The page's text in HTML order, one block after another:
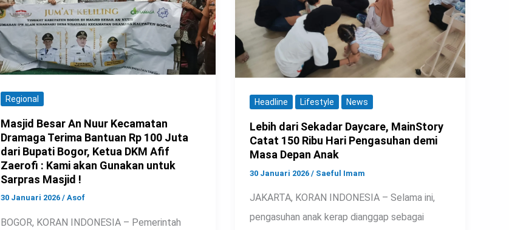
Regional
Masjid Besar An Nuur Kecamatan
Dramaga Terima Bantuan Rp 100 Juta
dari Bupati Bogor, Ketua DKM Afif
Zaerofi : Kami akan Gunakan untuk
Sarpras Masjid !
30 Januari 2026 / Asof
BOGOR, KORAN INDONESIA – Pemerintah
Headline Lifestyle News
Lebih dari Sekadar Daycare, MainStory
Catat 150 Ribu Hari Pengasuhan demi
Masa Depan Anak
30 Januari 2026/ Saeful Imam
JAKARTA, KORAN INDONESIA – Selama ini,
pengasuhan anak kerap dianggap sebagai